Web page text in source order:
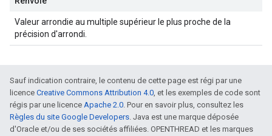
Valeur arrondie au multiple supérieur le plus proche de la
précision d'arrondi.
Sauf indication contraire, le contenu de cette page est régi par une
licence Creative Commons Attribution 4.0, et les exemples de code sont
régis par une licence Apache 2.0. Pour en savoir plus, consultez les
Règles du site Google Developers. Java est une marque déposée
d'Oracle et/ou de ses sociétés affiliées. OPENTHREAD et les marques